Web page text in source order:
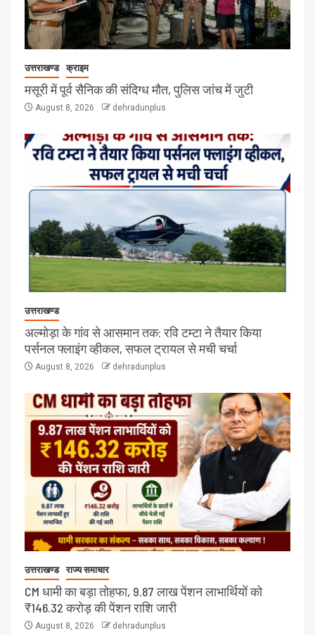
उत्तराखण्ड क्राइम
मसूरी में पूर्व सैनिक की संदिग्ध मौत, पुलिस जांच में जुटी
August 8, 2026 dehradunplus
उत्तराखण्ड
अल्मोड़ा के गांव से आसमान तक: रवि टम्टा ने तैयार किया
पर्सनल फ्लाइंग व्हीकल, सफल ट्रायल से मची चर्चा
August 8, 2026 dehradunplus
उत्तराखण्ड राज्य समाचार
CM धामी का बड़ा तोहफा, 9.87 लाख पेंशन लाभार्थियों को
₹146.32 करोड़ की पेंशन राशि जारी
August 8, 2026 dehradunplus